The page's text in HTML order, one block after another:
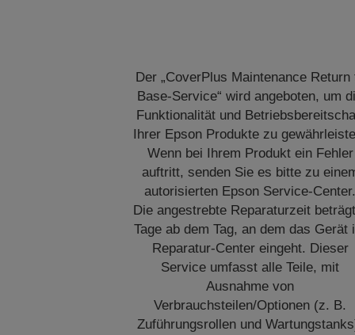
Der „CoverPlus Maintenance Return
Base-Service“ wird angeboten, um
Funktionalität und
Ihrer Epson Produkte zu
Wenn bei Ihrem Produkt ein Fehler
auftritt, senden Sie es bitte zu
autorisierten Epson Service-Center.
Die angestrebte Reparaturzeit
Tage ab dem Tag, an dem das Gerät
Reparatur-Center eingeht. Dieser
Service umfasst alle Teile, mit
Ausnahme von
Verbrauchsteilen/Optionen (z. B.
Zuführungsrollen und